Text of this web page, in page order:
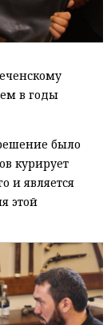
в годы
было
курирует
и является
этой